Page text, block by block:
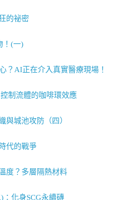
的祕密
！(一)
？AI正在介入真實醫療現場！
制流體的咖啡環效應
與城池攻防（四）
代的戰爭
度？多層隔熱材料
：化身SCG永續磚